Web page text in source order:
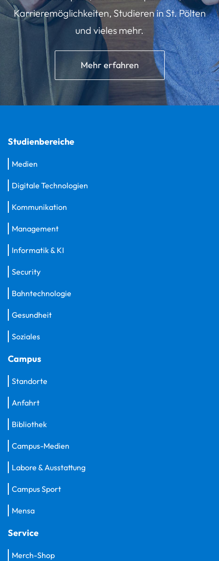
Karrieremöglichkeiten, Studieren in St. Pölten
und vieles mehr.
Mehr erfahren
Studienbereiche
Medien
Digitale Technologien
Kommunikation
Management
Informatik & KI
Security
Bahntechnologie
Gesundheit
Soziales
Campus
Standorte
Anfahrt
Bibliothek
Campus-Medien
Labore & Ausstattung
Campus Sport
Mensa
Service
Merch-Shop